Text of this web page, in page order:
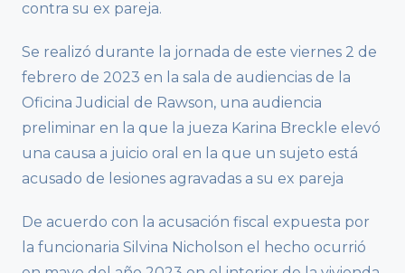
contra su ex pareja.
Se realizó durante la jornada de este viernes 2 de
febrero de 2023 en la sala de audiencias de la
Oficina Judicial de Rawson, una audiencia
preliminar en la que la jueza Karina Breckle elevó
una causa a juicio oral en la que un sujeto está
acusado de lesiones agravadas a su ex pareja
De acuerdo con la acusación fiscal expuesta por
la funcionaria Silvina Nicholson el hecho ocurrió